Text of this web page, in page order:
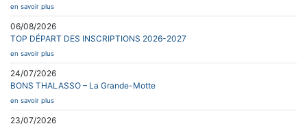
en savoir plus
06/08/2026
TOP DÉPART DES INSCRIPTIONS 2026-2027
en savoir plus
24/07/2026
BONS THALASSO – La Grande-Motte
en savoir plus
23/07/2026